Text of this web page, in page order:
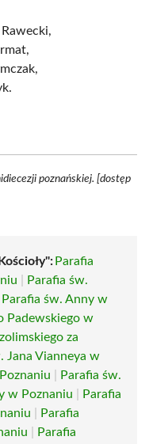
poznańskiej. [dostęp
Parafia
Parafia św.
Parafia św. Anny w
Padewskiego w
za
Jana Vianneya w
Parafia św.
w Poznaniu
Parafia
Parafia
Parafia